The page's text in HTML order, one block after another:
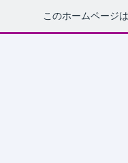
このホームページは